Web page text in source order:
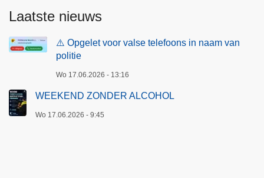
Laatste nieuws
⚠️ Opgelet voor valse telefoons in naam van
politie
Wo 17.06.2026 - 13:16
WEEKEND ZONDER ALCOHOL
Wo 17.06.2026 - 9:45